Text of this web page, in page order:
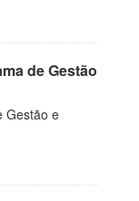
de Gestão
Gestão e